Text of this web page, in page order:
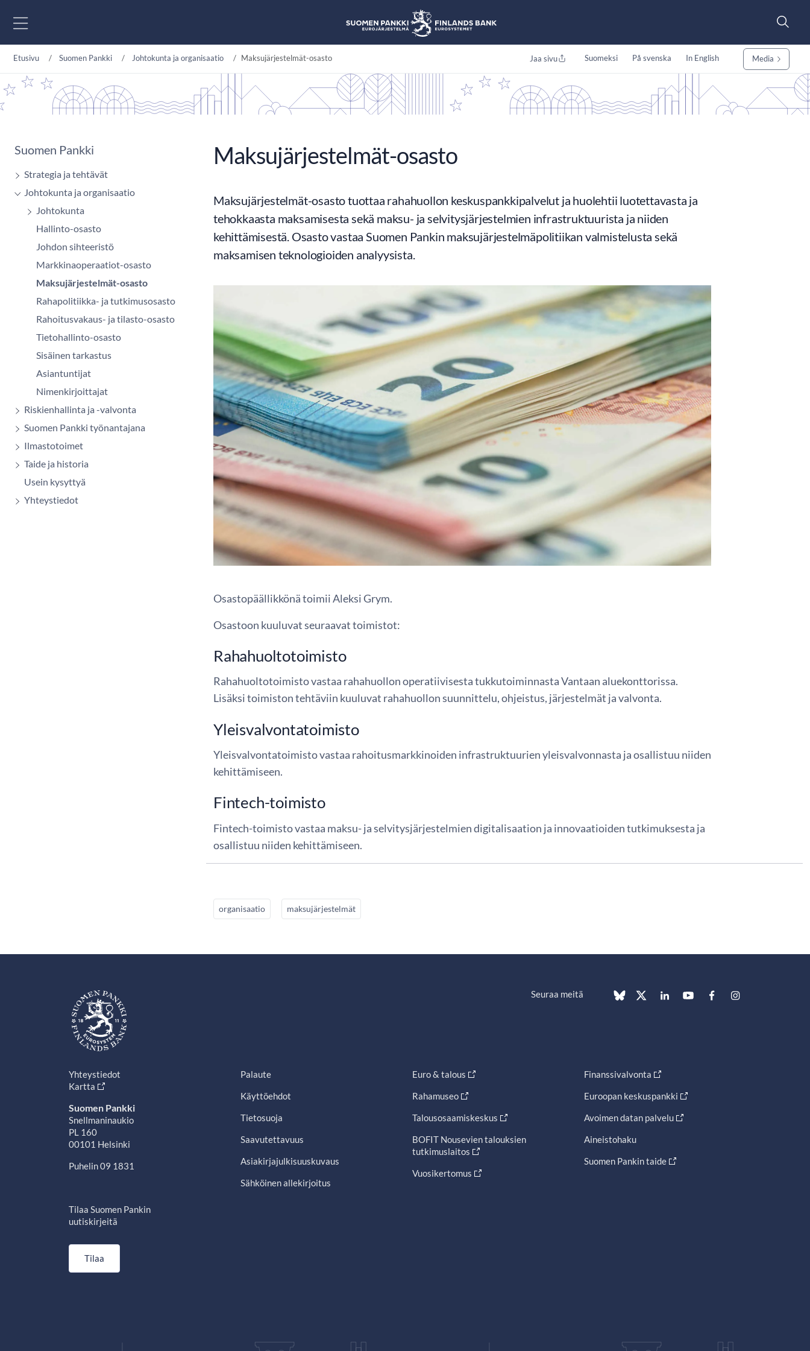
Etusivu Suomen Pankki Johtokunta ja organisaatio Maksujärjestelmät-osasto Jaa sivu Suomeksi På svenska In English Media
Suomen Pankki
Strategia ja tehtävät
Johtokunta ja organisaatio
Johtokunta
Hallinto-osasto
Johdon sihteeristö
Markkinaoperaatiot-osasto
Maksujärjestelmät-osasto
Rahapolitiikka- ja tutkimusosasto
Rahoitusvakaus- ja tilasto-osasto
Tietohallinto-osasto
Sisäinen tarkastus
Asiantuntijat
Nimenkirjoittajat
Riskienhallinta ja -valvonta
Suomen Pankki työnantajana
Ilmastotoimet
Taide ja historia
Usein kysyttyä
Yhteystiedot
Maksujärjestelmät-osasto
Maksujärjestelmät-osasto tuottaa rahahuollon keskuspankkipalvelut ja huolehtii luotettavasta ja
tehokkaasta maksamisesta sekä maksu- ja selvitysjärjestelmien infrastruktuurista ja niiden
kehittämisestä. Osasto vastaa Suomen Pankin maksujärjestelmäpolitiikan valmistelusta sekä
maksamisen teknologioiden analyysista.
Osastopäällikkönä toimii Aleksi Grym.
Osastoon kuuluvat seuraavat toimistot:
Rahahuoltotoimisto
Rahahuoltotoimisto vastaa rahahuollon operatiivisesta tukkutoiminnasta Vantaan aluekonttorissa.
Lisäksi toimiston tehtäviin kuuluvat rahahuollon suunnittelu, ohjeistus, järjestelmät ja valvonta.
Yleisvalvontatoimisto
Yleisvalvontatoimisto vastaa rahoitusmarkkinoiden infrastruktuurien yleisvalvonnasta ja osallistuu niiden
kehittämiseen.
Fintech-toimisto
Fintech-toimisto vastaa maksu- ja selvitysjärjestelmien digitalisaation ja innovaatioiden tutkimuksesta ja
osallistuu niiden kehittämiseen.
organisaatio maksujärjestelmät
Seuraa meitä
Yhteystiedot
Kartta
Suomen Pankki
Snellmaninaukio
PL 160
00101 Helsinki
Puhelin 09 1831
Tilaa Suomen Pankin
uutiskirjeitä
Tilaa
Palaute
Käyttöehdot
Tietosuoja
Saavutettavuus
Asiakirjajulkisuuskuvaus
Sähköinen allekirjoitus
Euro & talous
Rahamuseo
Talousosaamiskeskus
BOFIT Nousevien talouksien
tutkimuslaitos
Vuosikertomus
Finanssivalvonta
Euroopan keskuspankki
Avoimen datan palvelu
Aineistohaku
Suomen Pankin taide